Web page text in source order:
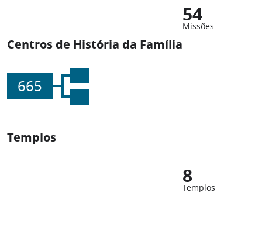
54
Missões
Centros de História da Família
665
Templos
8
Templos